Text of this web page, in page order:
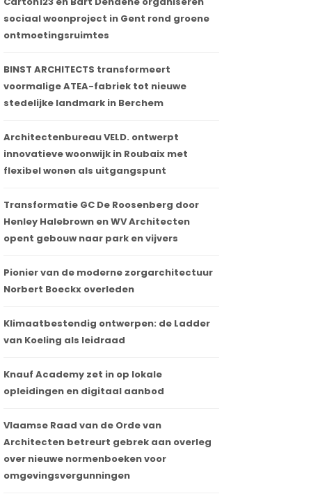
sociaal woonproject in Gent rond groene
ontmoetingsruimtes
BINST ARCHITECTS transformeert
voormalige ATEA-fabriek tot nieuwe
stedelijke landmark in Berchem
Architectenbureau VELD. ontwerpt
innovatieve woonwijk in Roubaix met
flexibel wonen als uitgangspunt
Transformatie GC De Roosenberg door
Henley Halebrown en WV Architecten
opent gebouw naar park en vijvers
Pionier van de moderne zorgarchitectuur
Norbert Boeckx overleden
Klimaatbestendig ontwerpen: de Ladder
van Koeling als leidraad
Knauf Academy zet in op lokale
opleidingen en digitaal aanbod
Vlaamse Raad van de Orde van
Architecten betreurt gebrek aan overleg
over nieuwe normenboeken voor
omgevingsvergunningen